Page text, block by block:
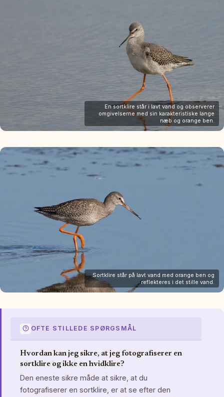
En sortklire står i lavt vand og observerer
omgivelserne med sin karakteristiske lange
næb og orange ben.
Sortklire står på lavt vand med orange ben og
reflekteres i det stille vand.
OFTE STILLEDE SPØRGSMÅL
Hvordan kan jeg sikre, at jeg fotografiserer en
sortklire og ikke en hvidklire?
Den eneste sikre måde at sikre, at du
fotografiserer en sortklire, er at se efter den